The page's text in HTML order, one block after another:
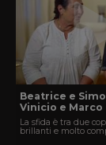
Beatrice e
Vinicio e Marco
La sfida è tra due
brillanti e molto